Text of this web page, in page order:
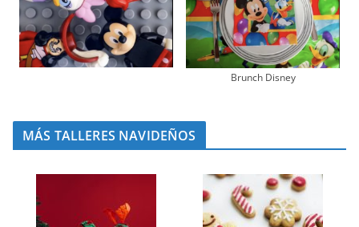
Brunch Disney
MÁS TALLERES NAVIDEÑOS